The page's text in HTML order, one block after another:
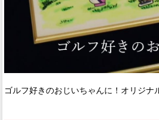
ゴルフ好きのおじいちゃんに！オリジナ